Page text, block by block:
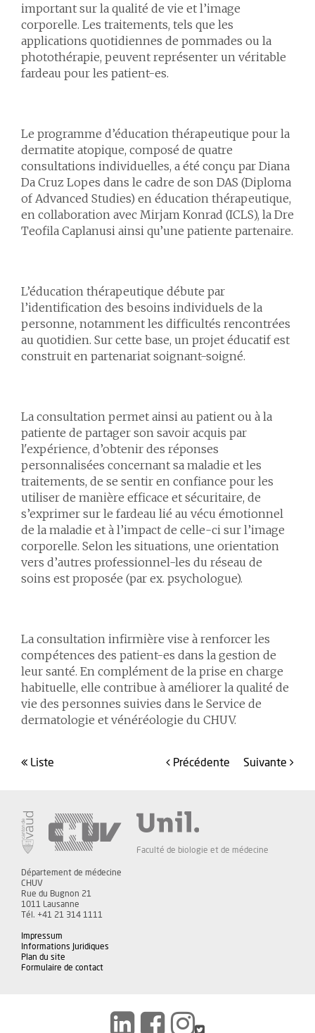
important sur la qualité de vie et l’image
corporelle. Les traitements, tels que les
applications quotidiennes de pommades ou la
photothérapie, peuvent représenter un véritable
fardeau pour les patient-es.
Le programme d’éducation thérapeutique pour la
dermatite atopique, composé de quatre
consultations individuelles, a été conçu par Diana
Da Cruz Lopes dans le cadre de son DAS (Diploma
of Advanced Studies) en éducation thérapeutique,
en collaboration avec Mirjam Konrad (ICLS), la Dre
Teofila Caplanusi ainsi qu’une patiente partenaire.
L’éducation thérapeutique débute par
l’identification des besoins individuels de la
personne, notamment les difficultés rencontrées
au quotidien. Sur cette base, un projet éducatif est
construit en partenariat soignant-soigné.
La consultation permet ainsi au patient ou à la
patiente de partager son savoir acquis par
l'expérience, d’obtenir des réponses
personnalisées concernant sa maladie et les
traitements, de se sentir en confiance pour les
utiliser de manière efficace et sécuritaire, de
s’exprimer sur le fardeau lié au vécu émotionnel
de la maladie et à l’impact de celle-ci sur l’image
corporelle. Selon les situations, une orientation
vers d’autres professionnel-les du réseau de
soins est proposée (par ex. psychologue).
La consultation infirmière vise à renforcer les
compétences des patient-es dans la gestion de
leur santé. En complément de la prise en charge
habituelle, elle contribue à améliorer la qualité de
vie des personnes suivies dans le Service de
dermatologie et vénéréologie du CHUV.
liste précédente suivante
Faculté de biologie et de médecine
Département de médecine
CHUV
Rue du Bugnon 21
1011 Lausanne
Tél. +41 21 314 1111
Impressum
Informations Juridiques
Plan du site
Formulaire de contact